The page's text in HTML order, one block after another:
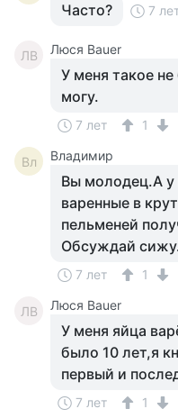
Часто? 7
ЛB Люся Bauer
У меня такое
могу.
7 лет 1
Вл Владимир
Вы молодец.А у
варенные в
пельменей
Обсуждай
7 лет 1
ЛB Люся Bauer
У меня яйца
было 10 лет,я
первый и
7 лет 1